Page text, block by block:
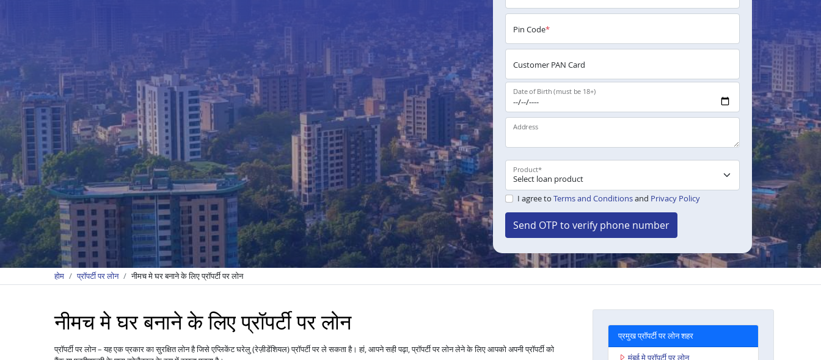
Pin Code*
Customer PAN Card
Date of Birth (must be 18+)
Address
Product*
I agree to Terms and Conditionsand Privacy Policy
Send OTP to verify phone number
होम प्रॉपर्टी पर लोन नीमच मे घर बनाने के लिए प्रॉपर्टी पर लोन
नीमच मे घर बनाने के लिए प्रॉपर्टी पर लोन
प्रॉपर्टी पर लोन – यह एक प्रकार का सुरक्षित लोन है जिसे एप्लिकेंट घरेलु (रेज़ीडेंशियल) प्रॉपर्टी पर ले सकता है। हां, आपने सही पढ़ा, प्रॉपर्टी पर लोन लेने के लिए आपको अपनी प्रॉपर्टी को
प्रमुख प्रॉपर्टी पर लोन शहर
मुंबई मे प्रॉपर्टी पर लोन